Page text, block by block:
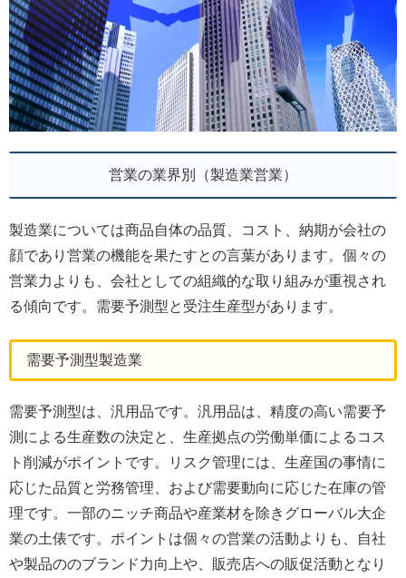
営業の業界別（製造業営業）
製造業については商品自体の品質、コスト、納期が会社の
顔であり営業の機能を果たすとの言葉があります。個々の
営業力よりも、会社としての組織的な取り組みが重視され
る傾向です。需要予測型と受注生産型があります。
需要予測型製造業
需要予測型は、汎用品です。汎用品は、精度の高い需要予
測による生産数の決定と、生産拠点の労働単価によるコス
ト削減がポイントです。リスク管理には、生産国の事情に
応じた品質と労務管理、および需要動向に応じた在庫の管
理です。一部のニッチ商品や産業材を除きグローバル大企
業の土俵です。ポイントは個々の営業の活動よりも、自社
や製品ののブランド力向上や、販売店への販促活動となり